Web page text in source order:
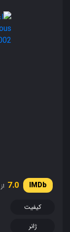
7.0 از 10
کیفیت
ژانر